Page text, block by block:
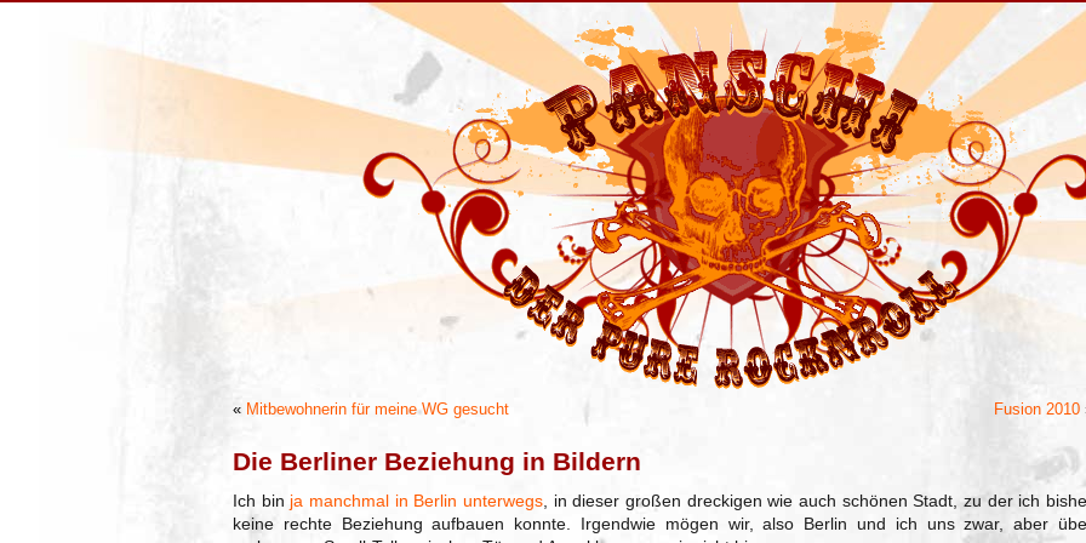
« Mitbewohnerin für meine WG gesucht Fusion 2010
Die Berliner Beziehung in Bildern
Ich binja manchmal in Berlin unterwegs , in dieser großen dreckigen wie auch schönen Stadt, zu der ich
keine rechte Beziehung aufbauen konnte. Irgendwie mögen wir, also Berlin und ich uns zwar, aber